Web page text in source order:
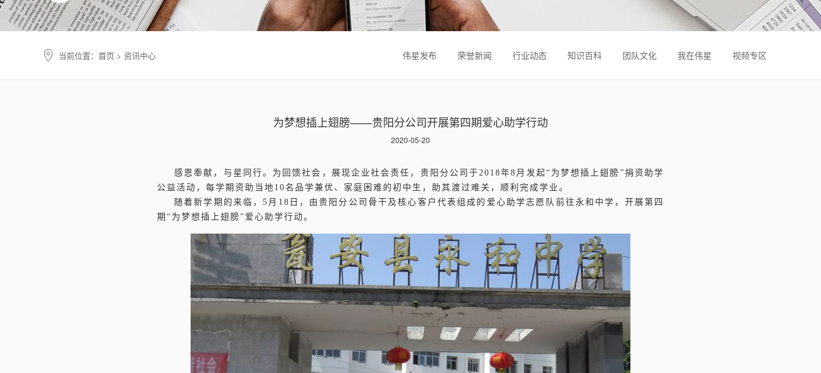
当前位置： 首页 > 资讯中心 伟星发布 荣誉新闻 行业动态 知识百科 团队文化 我在伟星 视频专区
为梦想插上翅膀——贵阳分公司开展第四期爱心助学行动
2020-05-20
感恩奉献，与星同行。为回馈社会，展现企业社会责任，贵阳分公司于2018年8月发起“为梦想插上翅膀”捐资助学
公益活动，每学期资助当地10名品学兼优、家庭困难的初中生，助其渡过难关，顺利完成学业。
随着新学期的来临，5月18日，由贵阳分公司骨干及核心客户代表组成的爱心助学志愿队前往永和中学，开展第四
期“为梦想插上翅膀”爱心助学行动。